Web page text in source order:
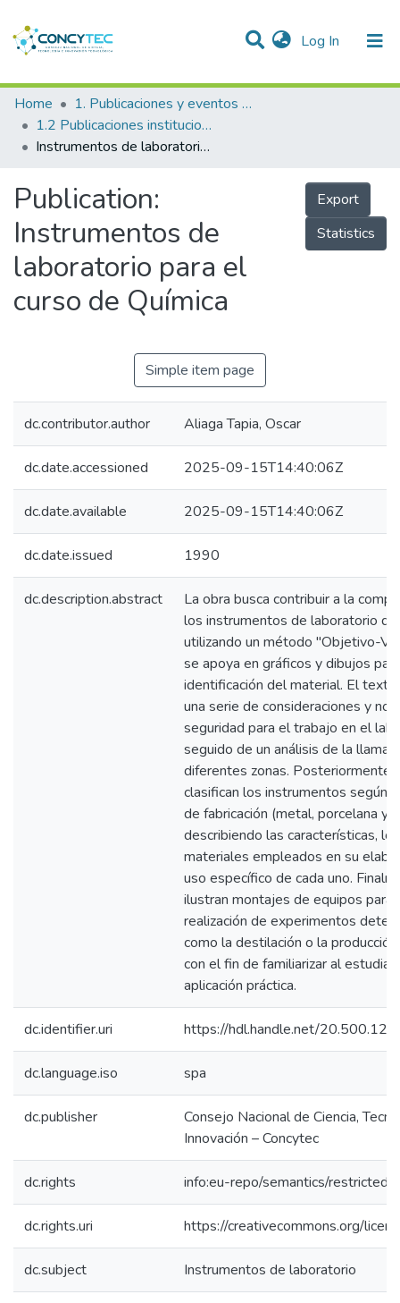
Log In (current)
Communities & Collections
Research Outputs
People
Statistics
Home
1. Publicaciones y eventos institucionales
1.2 Publicaciones institucionales
Instrumentos de laboratorio para el curso de Química
Publication:
Instrumentos de
laboratorio para el
curso de Química
Export
Statistics
Simple item page
dc.contributor.author Aliaga Tapia, Oscar
dc.date.accessioned 2025-09-15T14:40:06Z
dc.date.available 2025-09-15T14:40:06Z
dc.date.issued 1990
dc.description.abstract
La obra busca contribuir a la
los instrumentos de laboratorio de
utilizando un método "Objetivo-
se apoya en gráficos y dibujos
identificación del material. El texto
una serie de consideraciones y
seguridad para el trabajo en el
seguido de un análisis de la llama
diferentes zonas. Posteriormente,
clasifican los instrumentos según
de fabricación (metal, porcelana y
describiendo las características, los
materiales empleados en su
uso específico de cada uno.
ilustran montajes de equipos para
realización de experimentos
como la destilación o la
con el fin de familiarizar al
aplicación práctica.
dc.identifier.uri https://hdl.handle.net/
dc.language.iso spa
dc.publisher
Consejo Nacional de Ciencia,
Innovación – Concytec
dc.rights info:eu-repo/semantics/
dc.rights.uri https://creativecommons.org/
dc.subject Instrumentos de laboratorio